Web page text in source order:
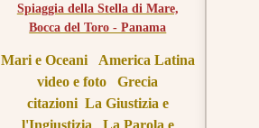
Spiaggia della Stella di Mare,
Bocca del Toro - Panama
Mari e Oceani
America Latina
video e foto
Grecia
citazioni La Giustizia e
l'Ingiustizia
La Parola e